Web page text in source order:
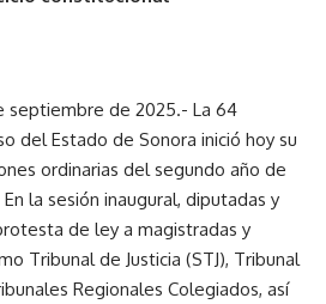
septiembre de 2025.- La 64
del Estado de Sonora inició hoy su
ordinarias del segundo año de
la sesión inaugural, diputadas y
de ley a magistradas y
Tribunal de Justicia (STJ), Tribunal
Regionales Colegiados, así